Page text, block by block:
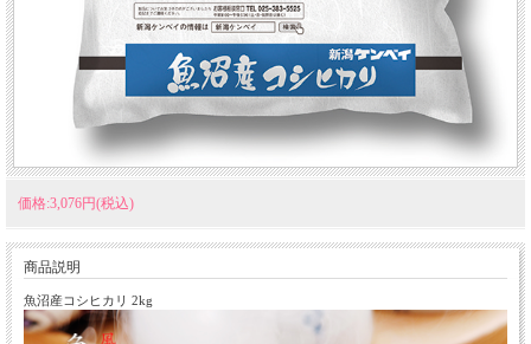
価格:3,076円(税込)
商品説明
魚沼産コシヒカリ 2kg